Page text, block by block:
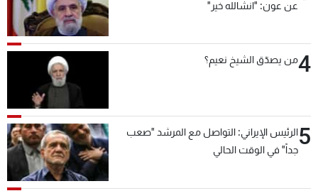
عن عون: "انشالله خير"
4من يصدّق الشيخ نعيم؟
5الرئيس الإيراني: التواصل مع المرشد "صعب
جداً" في الوقت الحالي